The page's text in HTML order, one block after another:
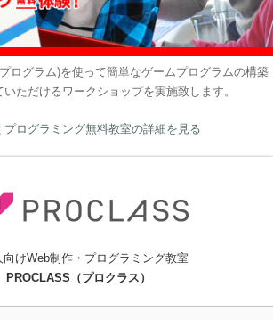
ログラム)を使って簡単なゲームプログラムの構築
ただけるワークショップを実施致します。
ログラミング無料教室の詳細を見る
向けWeb制作・プログラミング教室
PROCLASS（プロクラス）